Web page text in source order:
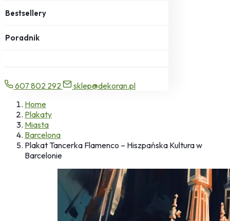
Bestsellery
Poradnik
607 802 292
sklep@dekoran.pl
Home
Plakaty
Miasta
Barcelona
Plakat Tancerka Flamenco – Hiszpańska Kultura w
Barcelonie